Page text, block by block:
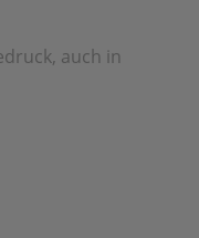
auch in